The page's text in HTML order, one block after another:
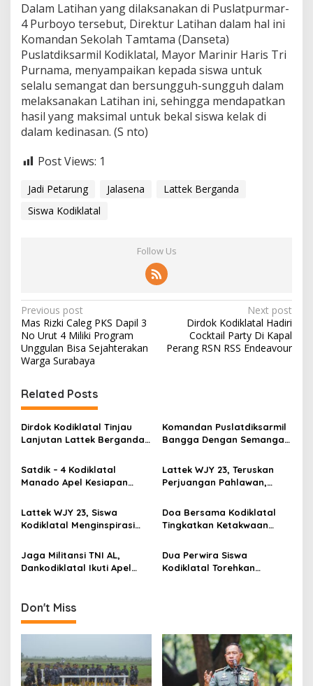
Dalam Latihan yang dilaksanakan di Puslatpurmar-
4 Purboyo tersebut, Direktur Latihan dalam hal ini
Komandan Sekolah Tamtama (Danseta)
Puslatdiksarmil Kodiklatal, Mayor Marinir Haris Tri
Purnama, menyampaikan kepada siswa untuk
selalu semangat dan bersungguh-sungguh dalam
melaksanakan Latihan ini, sehingga mendapatkan
hasil yang maksimal untuk bekal siswa kelak di
dalam kedinasan. (S nto)
Post Views: 1
Jadi Petarung Jalasena
Lattek Berganda
Siswa Kodiklatal
Follow Us
P
o
s
t
n
a
v
i
g
a
t
i
o
n
Previous post
Mas Rizki Caleg PKS Dapil 3
No Urut 4 Miliki Program
Unggulan Bisa Sejahterakan
Warga Surabaya
Next post
Dirdok Kodiklatal Hadiri
Cocktail Party Di Kapal
Perang RSN RSS Endeavour
Related Posts
Dirdok Kodiklatal Tinjau
Lanjutan Lattek Berganda
44/2
Komandan Puslatdiksarmil
Bangga Dengan Semangat
Lattek Berganda
Satdik – 4 Kodiklatal
Manado Apel Kesiapan
Dalam Rangka Lattek
Berganda
Lattek WJY 23, Teruskan
Perjuangan Pahlawan,
Bunga Di Laut
Lattek WJY 23, Siswa
Kodiklatal Menginspirasi
Prajurit TNI AL
Doa Bersama Kodiklatal
Tingkatkan Ketakwaan
Berkah dan Kesuksesan
Jaga Militansi TNI AL,
Dankodiklatal Ikuti Apel
Dua Perwira Siswa
Kodiklatal Torehkan
Don't Miss